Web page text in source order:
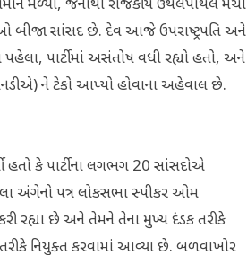
મળ્યા, જેનાથી રાજકીય ઉથલપાથલ મચી
બીજા સાંસદ છે. દેવ આજે ઉપરાષ્ટ્રપતિ અને
પાર્ટીમાં અસંતોષ વધી રહ્યો હતો, અને
ને ટેકો આપ્યો હોવાના અહેવાલ છે.
હતો કે પાર્ટીના લગભગ 20 સાંસદોએ
અંગેનો પત્ર લોકસભા સ્પીકર ઓમ
રહ્યા છે અને તેમને તેના મુખ્ય દંડક તરીકે
નિયુક્ત કરવામાં આવ્યા છે. બળવાખોર